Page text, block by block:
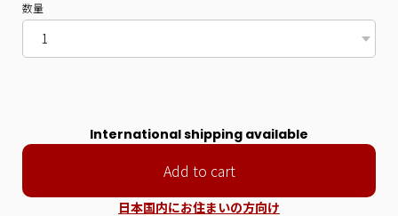
数量
International shipping available
Add to cart
日本国内にお住まいの方向け